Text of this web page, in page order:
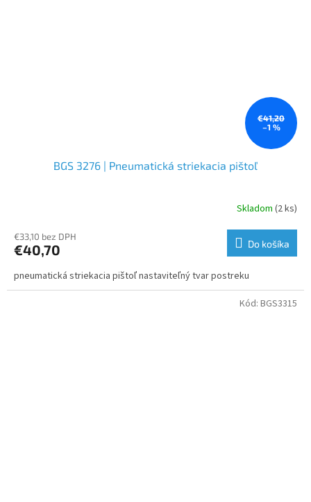
€41,20
–1 %
BGS 3276 | Pneumatická striekacia pištoľ
Skladom (2 ks)
€33,10 bez DPH
€40,70 Do košíka
pneumatická striekacia pištoľ nastaviteľný tvar postreku
Kód: BGS3315